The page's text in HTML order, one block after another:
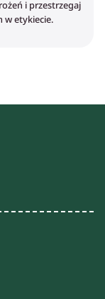
i przestrzegaj
w etykiecie.